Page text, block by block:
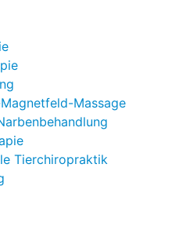
Massage
Tierchiropraktik